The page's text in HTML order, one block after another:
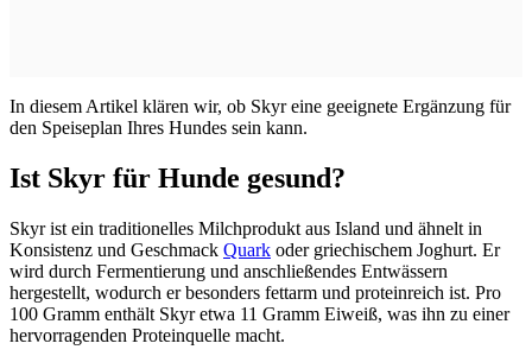
In diesem Artikel klären wir, ob Skyr eine geeignete Ergänzung für
den Speiseplan Ihres Hundes sein kann.
Ist Skyr für Hunde gesund?
Skyr ist ein traditionelles Milchprodukt aus Island und ähnelt in
Konsistenz und Geschmack Quark oder griechischem Joghurt. Er
wird durch Fermentierung und anschließendes Entwässern
hergestellt, wodurch er besonders fettarm und proteinreich ist. Pro
100 Gramm enthält Skyr etwa 11 Gramm Eiweiß, was ihn zu einer
hervorragenden Proteinquelle macht.